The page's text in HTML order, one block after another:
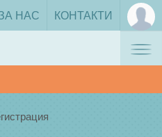
НАС КОНТАКТИ